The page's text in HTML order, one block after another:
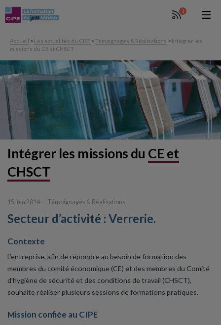
1
Accueil > Les actualités du CIPE > Témoignages & Réalisations > Intégrer les
missions du CE et CHSCT
Intégrer les missions du CE et
CHSCT
15 juin 2014 Témoignages & Réalisations
Secteur d’activité : Verrerie.
Contexte
L’entreprise, afin de répondre au besoin de formation des
membres du comité économique (CE) et des membres du Comité
d’hygiène de sécurité et des conditions de travail (CHSCT),
souhaite réaliser plusieurs sessions de formations pratiques.
Mission confiée au CIPE